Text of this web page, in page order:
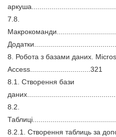
7.8.
8. Робота з базами даних.
Access..............................321
8.1. Створення бази
8.2.
8.2.1. Створення таблиць за